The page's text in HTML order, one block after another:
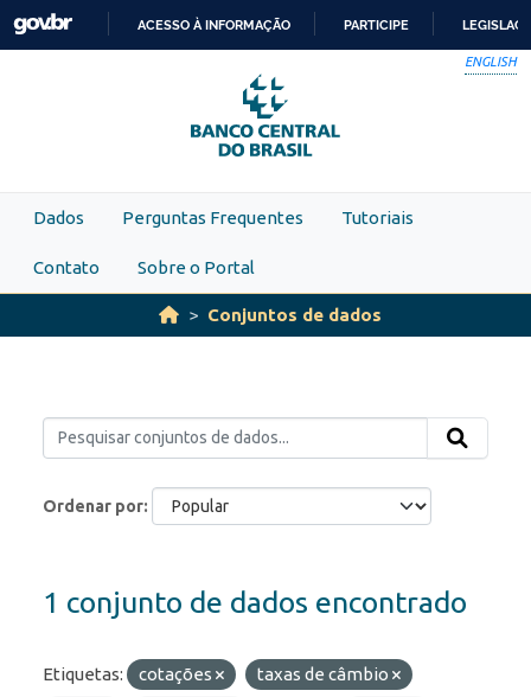
Skip to main content
PARA
O
CONTEÚDO
ACESSO À INFORMAÇÃO PARTICIPE
ENGLISH
Dados Perguntas Frequentes Tutoriais
Contato Sobre o Portal
Conjuntos de dados
Ordenar por
1 conjunto de dados encontrado
Etiquetas: cotações
taxas de câmbio